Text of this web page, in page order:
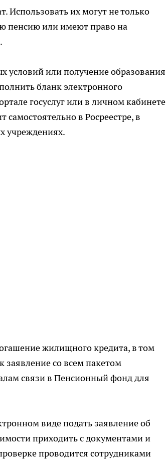
их могут не только
пенсию или имеют право на
условий или получение образования
бланк электронного
госуслуг или в личном кабинете
в Росреестре, в
учреждениях.
жилищного кредита, в том
со всем пакетом
связи в Пенсионный фонд для
виде подать заявление об
приходить с документами и
проводится сотрудниками